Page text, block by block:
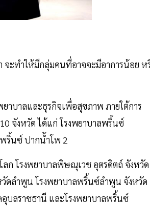
จะทำให้มีกลุ่มคนที่อาจจะมีอาการน้อย ห
าบาลและธุรกิจเพื่อสุขภาพ ภายใต้การ
จังหวัด ได้แก่ โรงพยาบาลพริ้นซ์
ริ้นซ์ ปากน้ำโพ 2
ก โรงพยาบาลพิษณุเวช อุตรดิตถ์ จังหวัด
ดลำพูน โรงพยาบาลพริ้นซ์ลำพูน จังหวัด
บลราชธานี และโรงพยาบาลพริ้นซ์